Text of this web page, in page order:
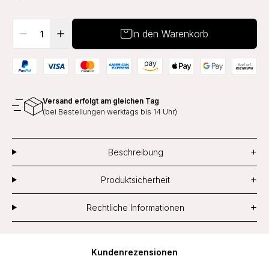
In den Warenkorb
Versand erfolgt am gleichen Tag
(bei Bestellungen werktags bis 14 Uhr)
Beschreibung +
Produktsicherheit +
Rechtliche Informationen +
Kundenrezensionen